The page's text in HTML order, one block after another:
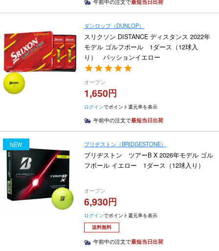
午前中の注文で最短当日出荷
ダンロップ（DUNLOP）
スリクソン DISTANCE ディスタンス 2022年
モデル ゴルフボール 1ダース（12球入
り） パッションイエロー
オープン
1,650
ログインでポイント還元率を表示
午前中の注文で最短当日出荷
NEW ブリヂストン（BRIDGESTONE）
ブリヂストン ツアーB X 2026年モデル ゴル
フボール イエロー 1ダース（12球入り）
オープン
6,930
ログインでポイント還元率を表示
送料無料
午前中の注文で最短当日出荷